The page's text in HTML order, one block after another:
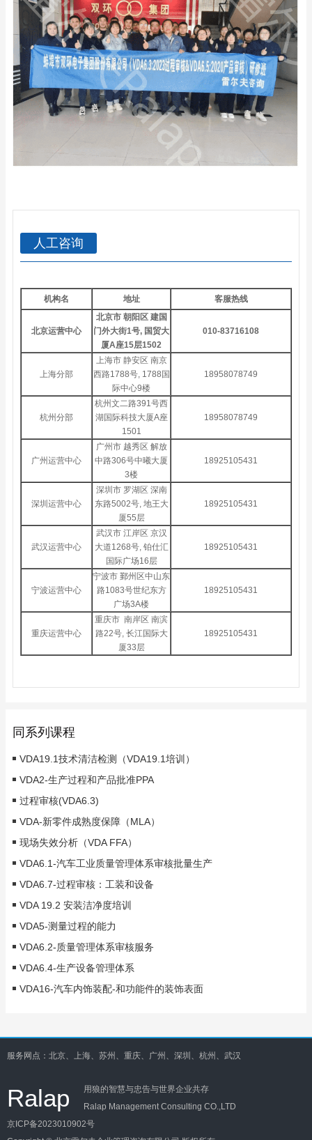
人工咨询
机构名 地址 客服热线
北京运营中心
北京市 朝阳区 建国
门外大街1号, 国贸大
厦A座15层1502
010-83716108
上海分部
上海市 静安区 南京
西路1788号, 1788国
际中心9楼
18958078749
杭州分部
杭州文二路391号西
湖国际科技大厦A座
1501
18958078749
广州运营中心
广州市 越秀区 解放
中路306号中曦大厦
3楼
18925105431
深圳运营中心
深圳市 罗湖区 深南
东路5002号, 地王大
厦55层
18925105431
武汉运营中心
武汉市 江岸区 京汉
大道1268号, 铂仕汇
国际广场16层
18925105431
宁波运营中心
宁波市 鄞州区中山东
路1083号世纪东方
广场3A楼
18925105431
重庆运营中心
重庆市 南岸区 南滨
路22号, 长江国际大
厦33层
18925105431
同系列课程
VDA19.1技术清洁检测（VDA19.1培训）
VDA2-生产过程和产品批准PPA
过程审核(VDA6.3)
VDA-新零件成熟度保障（MLA）
现场失效分析（VDA FFA）
VDA6.1-汽车工业质量管理体系审核批量生产
VDA6.7-过程审核：工装和设备
VDA 19.2 安装洁净度培训
VDA5-测量过程的能力
VDA6.2-质量管理体系审核服务
VDA6.4-生产设备管理体系
VDA16-汽车内饰装配-和功能件的装饰表面
服务网点：北京、上海、苏州、重庆、广州、深圳、杭州、武汉
Ralap
用狼的智慧与忠告与世界企业共存
Ralap Management Consulting CO.,LTD
京ICP备2023010902号